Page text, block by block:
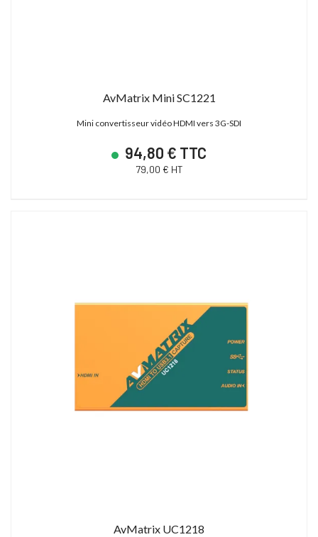
AvMatrix Mini SC1221
Mini convertisseur vidéo HDMI vers 3G-SDI
94,80 € TTC
79,00 € HT
AvMatrix UC1218